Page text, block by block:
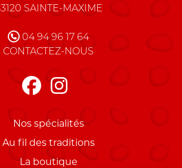
SAINTE-MAXIME
04 94 96 17 64
CONTACTEZ-NOUS
Nos spécialités
Au fil des traditions
La boutique